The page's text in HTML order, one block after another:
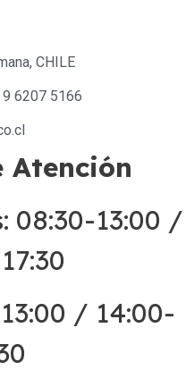
CHILE
6207 5166
Atención
08:30-13:00 /
/ 14:00-